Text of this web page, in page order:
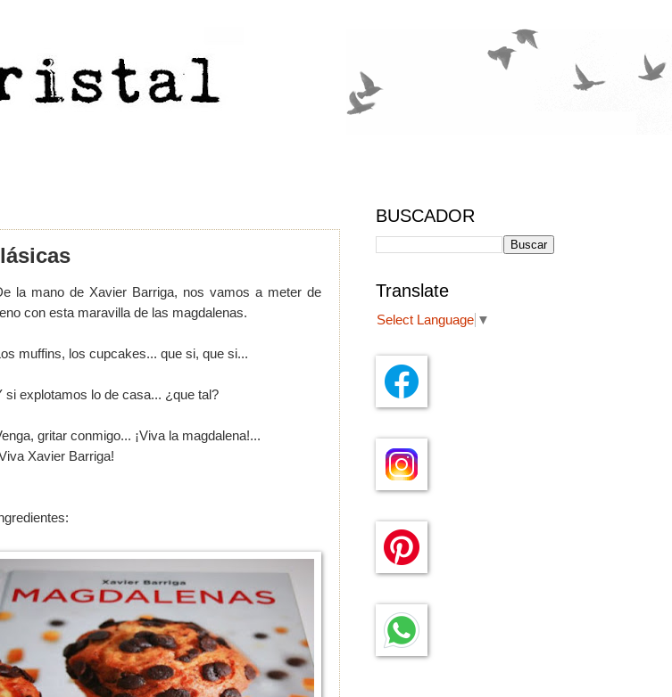
la mano de Xavier Barriga, nos vamos a meter de
con esta maravilla de las magdalenas.
muffins, los cupcakes... que si, que si...
si explotamos lo de casa... ¿que tal?
gritar conmigo... ¡Viva la magdalena!...
Xavier Barriga!
BUSCADOR
Translate
Select Language ▼